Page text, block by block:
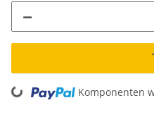
Komponenten